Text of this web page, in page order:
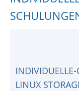
LINUX